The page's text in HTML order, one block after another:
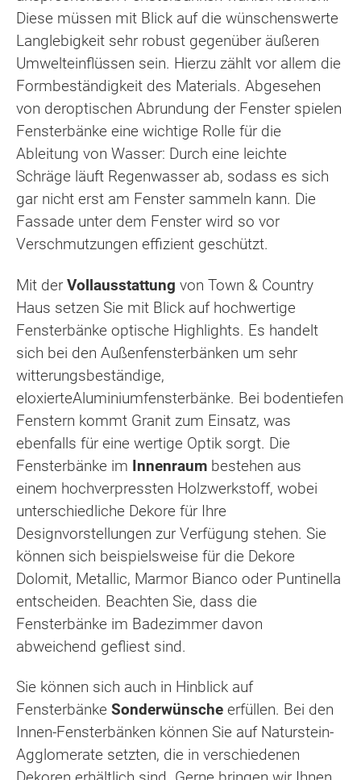
Diese müssen mit Blick auf die wünschenswerte
Langlebigkeit sehr robust gegenüber äußeren
Umwelteinflüssen sein. Hierzu zählt vor allem die
Formbeständigkeit des Materials. Abgesehen
von deroptischen Abrundung der Fenster spielen
Fensterbänke eine wichtige Rolle für die
Ableitung von Wasser: Durch eine leichte
Schräge läuft Regenwasser ab, sodass es sich
gar nicht erst am Fenster sammeln kann. Die
Fassade unter dem Fenster wird so vor
Verschmutzungen effizient geschützt.
Mit der Vollausstattung von Town & Country
Haus setzen Sie mit Blick auf hochwertige
Fensterbänke optische Highlights. Es handelt
sich bei den Außenfensterbänken um sehr
witterungsbeständige,
eloxierteAluminiumfensterbänke. Bei bodentiefen
Fenstern kommt Granit zum Einsatz, was
ebenfalls für eine wertige Optik sorgt. Die
Fensterbänke im Innenraum bestehen aus
einem hochverpressten Holzwerkstoff, wobei
unterschiedliche Dekore für Ihre
Designvorstellungen zur Verfügung stehen. Sie
können sich beispielsweise für die Dekore
Dolomit, Metallic, Marmor Bianco oder Puntinella
entscheiden. Beachten Sie, dass die
Fensterbänke im Badezimmer davon
abweichend gefliest sind.
Sie können sich auch in Hinblick auf
Fensterbänke Sonderwünsche erfüllen. Bei den
Innen-Fensterbänken können Sie auf Naturstein-
Agglomerate setzten, die in verschiedenen